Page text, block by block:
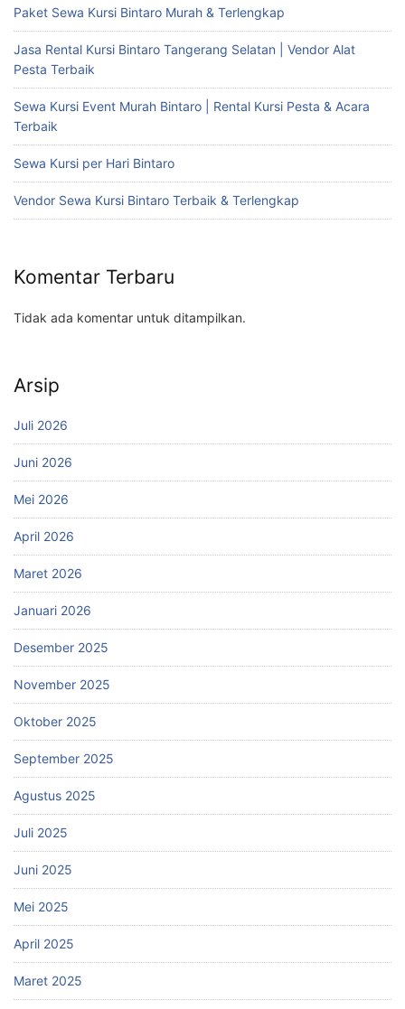
Paket Sewa Kursi Bintaro Murah & Terlengkap
Jasa Rental Kursi Bintaro Tangerang Selatan | Vendor Alat
Pesta Terbaik
Sewa Kursi Event Murah Bintaro | Rental Kursi Pesta & Acara
Terbaik
Sewa Kursi per Hari Bintaro
Vendor Sewa Kursi Bintaro Terbaik & Terlengkap
Komentar Terbaru
Tidak ada komentar untuk ditampilkan.
Arsip
Juli 2026
Juni 2026
Mei 2026
April 2026
Maret 2026
Januari 2026
Desember 2025
November 2025
Oktober 2025
September 2025
Agustus 2025
Juli 2025
Juni 2025
Mei 2025
April 2025
Maret 2025